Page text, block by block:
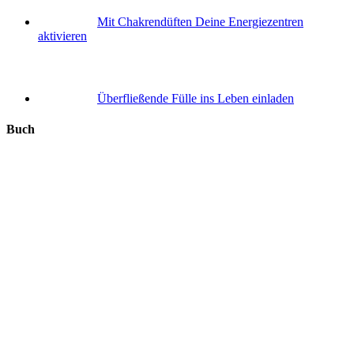
Mit Chakrendüften Deine Energiezentren
aktivieren
Überfließende Fülle ins Leben einladen
Buch